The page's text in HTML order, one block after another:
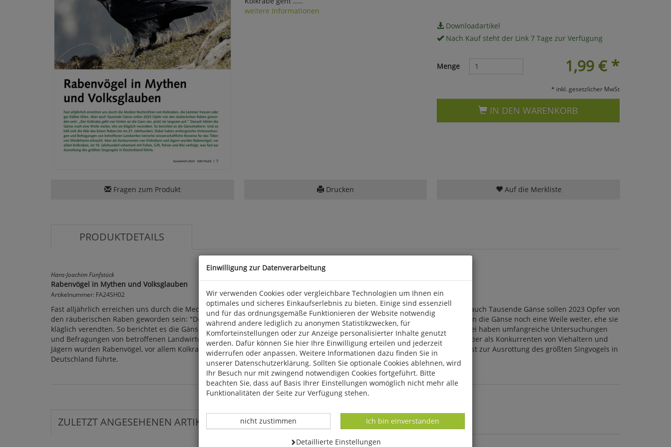
weitere Informationen
Downloadartikel
Nach Kauf steht der Link 7 Tage zur Verfügung
1,99 €*
Menge
* inkl. gesetzlicher MwSt
IN DEN WARENKORB
Fragen zum Produkt Drucken Auf die Merkliste
PRODUKTDETAILS
Hans-Joachim Fünfstück
Rabenvögel in Mythen und Volksglauben
Artikelnummer: FA24SH02
Fast alljährlich erreichen uns durch die Medien Nachrichten von Kolkraben, die Lämmer fressen oder gar Kälber töten. Aber auch Tausende Gänse sollen 2023 Opfer von
den räuberischen Raben geworden sein: "Der Kolkrabe geht von hinten an die Gans ran, pickt sie langsam auf." Danach lebten die Gänse noch eine Weile weiter, ehe sie
kläglich verendten. So berichtet es die Gänsehalterin. Und so hält sich die Mär des bösen Raben bis ins 21. Jahrhundert. Dabei haben umfangreiche Untersuchungen
und Befragungen von betroffenen Landwirten keinerlei wissenschaftliche Beweise für das Töten von Weidetieren erbracht. Aber als Konkurrenten von Viehaltern und
Jägern wurden Rabenvögel, vor allem Kolkraben, im 19. Jahrhundert vehement mit Fallen, Gift, Pulver und Blei verfolgt, was fast zur Ausrottung des größten Singvogels in
Deutschland führte.
ZULETZT ANGESEHENEN ARTIKEL:
Einwilligung zur Datenverarbeitung
Wir verwenden Cookies oder vergleichbare Technologien um Ihnen ein
optimales und sicheres Einkaufserlebnis zu bieten. Einige sind essenziell
und für das ordnungsgemäße Funktionieren der Website notwendig
während andere lediglich zu anonymen Statistikzwecken, für
Komforteinstellungen oder zur Anzeige personalisierter Inhalte genutzt
werden. Dafür können Sie hier Ihre Einwilligung erteilen und jederzeit
widerrufen oder anpassen. Weitere Informationen dazu finden Sie in
unserer Datenschutzerklärung. Sollten Sie optionale Cookies ablehnen, wird
Ihr Besuch nur mit zwingend notwendigen Cookies fortgeführt. Bitte
beachten Sie, dass auf Basis Ihrer Einstellungen womöglich nicht mehr alle
Funktionalitäten der Seite zur Verfügung stehen.
Datenverarbeitung -
Ich bin einverstanden
Datenverarbeitung -
nicht zustimmen
Datenverarbeitung -
Detaillierte Einstellungen